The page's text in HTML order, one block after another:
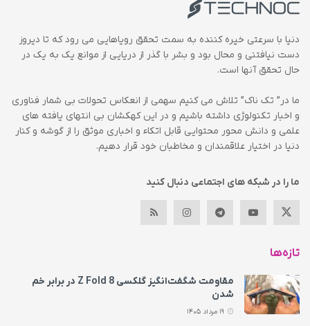
دنیا با سرعتی خیره کننده به سمت تحقق رویاهایی می رود که تا دیروز
دست نیافتنی و محال بود و بشر با گذر از دریایی از موانع یک به یک در
حال تحقق آنها است.
ما در” تک ناک” تلاش می کنیم سهمی از انعکاس تحولات بی شمار فناوری
و اخبار تکنولوژی داشته باشیم و در این کهکشان بی انتهای یافته های
علمی و دانش محور محتوایی قابل اتکاء و اخباری موثق را از گوشه و کنار
دنیا در اختیار علاقمندان و مخاطبان خود قرار دهیم.
ما را در شبکه های اجتماعی دنبال کنید
تازه‌ها
مقاومت شگفت‌انگیز گلکسی Z Fold 8 در برابر خم
شدن